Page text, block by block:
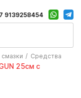
9139258454
Средства
25см с